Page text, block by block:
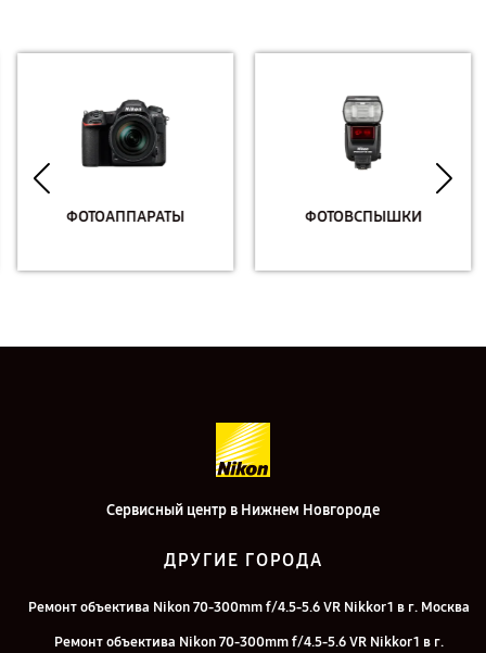
ФОТОАППАРАТЫ ФОТОВСПЫШКИ
Сервисный центр в Нижнем Новгороде
ДРУГИЕ ГОРОДА
Ремонт объектива Nikon 70-300mm f/4.5-5.6 VR Nikkor 1 в г. Москва
Ремонт объектива Nikon 70-300mm f/4.5-5.6 VR Nikkor 1 в г.